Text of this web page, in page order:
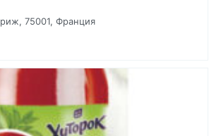
75001, Франция